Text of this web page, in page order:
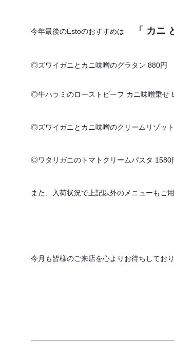
今年最後のEstoのおすすめは 「 カニ
◎ズワイガニとカニ味噌のグラタン 880円
◎牛ハラミのローストビーフ カニ味噌乗せ
◎ズワイガニとカニ味噌のクリームリゾッ
◎ワタリガニのトマトクリームパスタ 1580
また、入荷状況で上記以外のメニューもご
今月も皆様のご来店を心よりお待ちしてお